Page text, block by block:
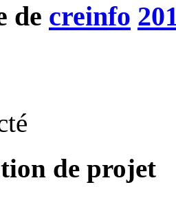
de creinfo
de projet